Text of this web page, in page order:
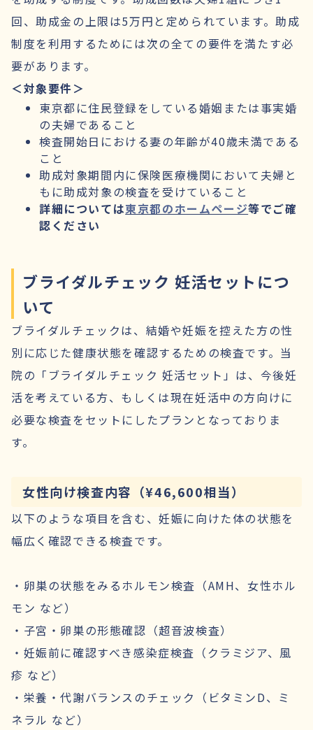
回、助成金の上限は5万円と定められています。助成
制度を利用するためには次の全ての要件を満たす必
要があります。
＜対象要件＞
東京都に住民登録をしている婚姻または事実婚
の夫婦であること
検査開始日における妻の年齢が40歳未満である
こと
助成対象期間内に保険医療機関において夫婦と
もに助成対象の検査を受けていること
詳細については東京都のホームページ等でご確
認ください
ブライダルチェック 妊活セットにつ
いて
ブライダルチェックは、結婚や妊娠を控えた方の性
別に応じた健康状態を確認するための検査です。当
院の「ブライダルチェック 妊活セット」は、今後妊
活を考えている方、もしくは現在妊活中の方向けに
必要な検査をセットにしたプランとなっておりま
す。
女性向け検査内容（¥46,600相当）
以下のような項目を含む、妊娠に向けた体の状態を
幅広く確認できる検査です。
・卵巣の状態をみるホルモン検査（AMH、女性ホル
モン など）
・子宮・卵巣の形態確認（超音波検査）
・妊娠前に確認すべき感染症検査（クラミジア、風
疹 など）
・栄養・代謝バランスのチェック（ビタミンD、ミ
ネラル など）